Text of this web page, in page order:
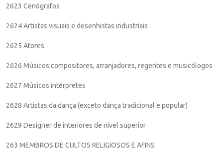
2623 Cenógrafos
2624 Artistas visuais e desenhistas industriais
2625 Atores
2626 Músicos compositores, arranjadores, regentes e musicólogos
2627 Músicos intérpretes
2628 Artistas da dança (exceto dança tradicional e popular)
2629 Designer de interiores de nível superior
263 MEMBROS DE CULTOS RELIGIOSOS E AFINS